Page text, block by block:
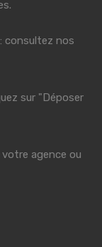
consultez nos
sur "Déposer
agence ou